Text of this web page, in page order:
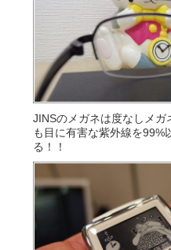
JINSのメガネは度なしメガ
も目に有害な紫外線を99%
る！！